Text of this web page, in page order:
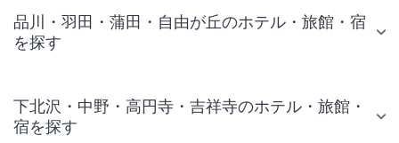
品川・羽田・蒲田・自由が丘のホテル・旅館・宿
を探す
下北沢・中野・高円寺・吉祥寺のホテル・旅館・
宿を探す